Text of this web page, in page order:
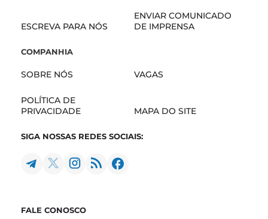
ESCREVA PARA NÓS
ENVIAR COMUNICADO
DE IMPRENSA
COMPANHIA
SOBRE NÓS VAGAS
POLÍTICA DE
PRIVACIDADE
MAPA DO SITE
SIGA NOSSAS REDES SOCIAIS:
FALE CONOSCO